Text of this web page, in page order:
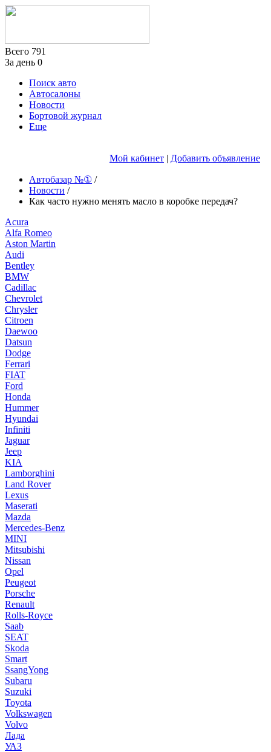
Всего 791
За день 0
Поиск авто
Автосалоны
Новости
Бортовой журнал
Еще
Мой кабинет | Добавить объявление
Автобазар №① /
Новости /
Как часто нужно менять масло в коробке передач?
Acura
Alfa Romeo
Aston Martin
Audi
Bentley
BMW
Cadillac
Chevrolet
Chrysler
Citroen
Daewoo
Datsun
Dodge
Ferrari
FIAT
Ford
Honda
Hummer
Hyundai
Infiniti
Jaguar
Jeep
KIA
Lamborghini
Land Rover
Lexus
Maserati
Mazda
Mercedes-Benz
MINI
Mitsubishi
Nissan
Opel
Peugeot
Porsche
Renault
Rolls-Royce
Saab
SEAT
Skoda
Smart
SsangYong
Subaru
Suzuki
Toyota
Volkswagen
Volvo
Лада
УАЗ